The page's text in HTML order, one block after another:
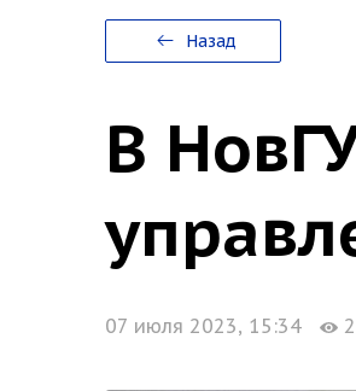
Назад
В
07 июля 2023, 15:34